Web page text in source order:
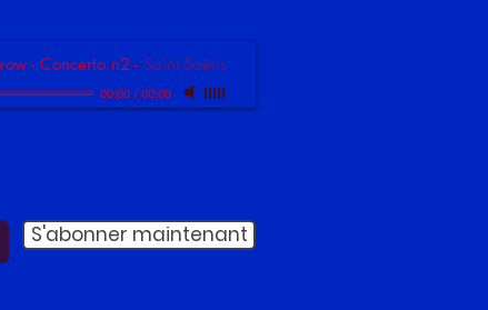
- Concerto n2 - Saint-Saëns
00:00 / 00:00
S'abonner maintenant